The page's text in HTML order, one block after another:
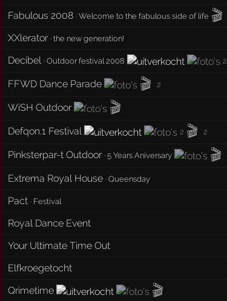
Fabulous 2008 ·Welcome to the fabulous side of life 🎬
XXlerator ·the new generation!
Decibel ·Outdoor festival 2008 2
FFWD Dance Parade
🎬 2
WiSH Outdoor
🎬
Defqon.1 Festival
2 🎬 2
Pinksterpar-t Outdoor ·5 Years Aniversary 🎬
Extrema Royal House ·Queensday
Pact · Festival
Royal Dance Event
Your Ultimate Time Out
Elfkroegetocht
Qrimetime
🎬